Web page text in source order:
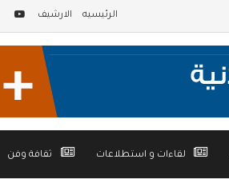
الرئيسيه الارشيف
لقاءات و استطلاعات ثقافة وفن